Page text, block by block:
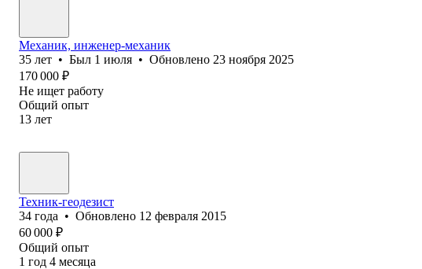
Механик, инженер-механик
35 лет • Был 1 июля • Обновлено 23 ноября 2025
170 000 ₽
Не ищет работу
Общий опыт
13 лет
Техник-геодезист
34 года • Обновлено 12 февраля 2015
60 000 ₽
Общий опыт
1 год 4 месяца